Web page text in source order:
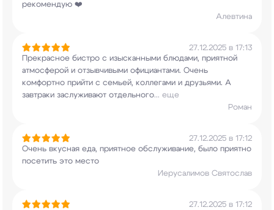
рекомендую ❤️
Алевтина
27.12.2025 в 17:13
Прекрасное бистро с изысканными блюдами, приятной
атмосферой и отзывчивыми официантами. Очень
комфортно прийти с семьей, коллегами и друзьями. А
завтраки заслуживают отдельного... еще
Роман
27.12.2025 в 17:12
Очень вкусная еда, приятное обслуживание, было приятно
посетить это место
Иерусалимов Святослав
27.12.2025 в 17:12